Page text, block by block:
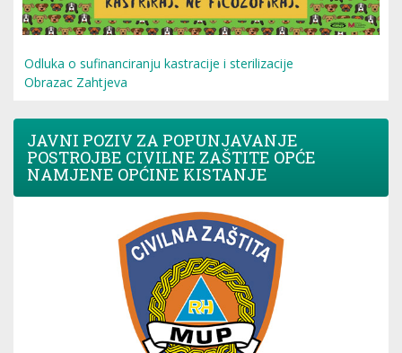
Odluka o sufinanciranju kastracije i sterilizacije
Obrazac Zahtjeva
JAVNI POZIV ZA POPUNJAVANJE
POSTROJBE CIVILNE ZAŠTITE OPĆE
NAMJENE OPĆINE KISTANJE